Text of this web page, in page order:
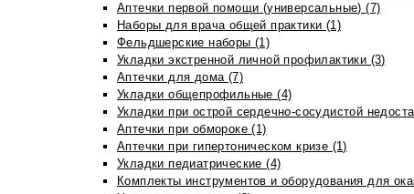
Аптечки первой помощи (универсальные) (7)
Наборы для врача общей практики (1)
Фельдшерские наборы (1)
Укладки экстренной личной профилактики (3)
Аптечки для дома (7)
Укладки общепрофильные (4)
Укладки при острой сердечно-сосудистой
Аптечки при обмороке (1)
Аптечки при гипертоническом кризе (1)
Укладки педиатрические (4)
Комплекты инструментов и оборудования для